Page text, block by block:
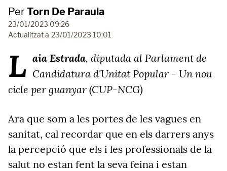
PerTorn De Paraula
23/01/2023 09:26
Actualitzat a 23/01/2023 10:01
L aia Estrada, diputada al Parlament de
Candidatura d'Unitat Popular - Un nou
cicle per guanyar (CUP-NCG)
Ara que som a les portes de les vagues en
sanitat, cal recordar que en els darrers anys
la percepció que els i les professionals de la
salut no estan fent la seva feina i estan